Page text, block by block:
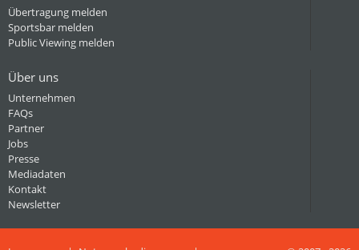
Übertragung melden
Sportsbar melden
Public Viewing melden
Über uns
Unternehmen
FAQs
Partner
Jobs
Presse
Mediadaten
Kontakt
Newsletter